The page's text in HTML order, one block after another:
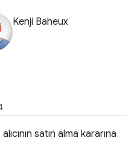
Kenji Baheux
satın alma kararına